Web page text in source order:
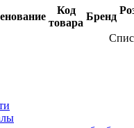
Код
товара
Бренд